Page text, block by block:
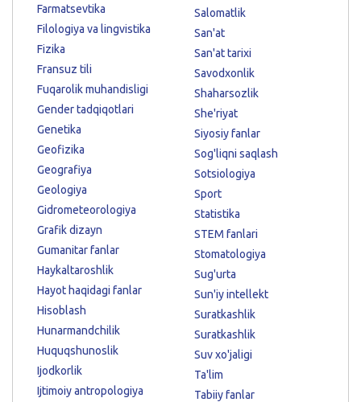
Farmatsevtika
Filologiya va lingvistika
Fizika
Fransuz tili
Fuqarolik muhandisligi
Gender tadqiqotlari
Genetika
Geofizika
Geografiya
Geologiya
Gidrometeorologiya
Grafik dizayn
Gumanitar fanlar
Haykaltaroshlik
Hayot haqidagi fanlar
Hisoblash
Hunarmandchilik
Huquqshunoslik
Ijodkorlik
Ijtimoiy antropologiya
Salomatlik
San'at
San'at tarixi
Savodxonlik
Shaharsozlik
She'riyat
Siyosiy fanlar
Sog'liqni saqlash
Sotsiologiya
Sport
Statistika
STEM fanlari
Stomatologiya
Sug'urta
Sun'iy intellekt
Suratkashlik
Suratkashlik
Suv xo'jaligi
Ta'lim
Tabiiy fanlar